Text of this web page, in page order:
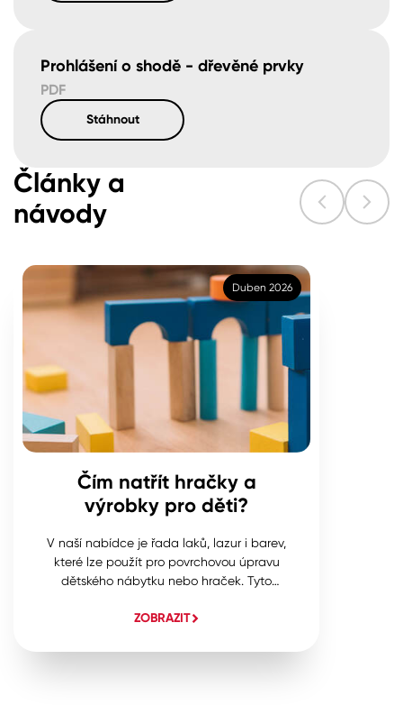
Prohlášení o shodě - dřevěné prvky
PDF
Stáhnout
Články a
návody
Duben 2026
Čím natřít hračky a
výrobky pro děti?
V naší nabídce je řada laků, lazur i barev,
které lze použít pro povrchovou úpravu
dětského nábytku nebo hraček. Tyto
jiné i normu EN ISO 71 č. 3.
ZOBRAZIT